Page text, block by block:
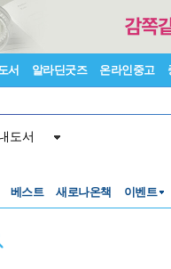
서 알라딘굿즈 온라인중고
도서
베스트 새로나온책 이벤트